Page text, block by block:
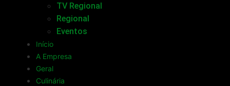
TV Regional
Regional
Eventos
Início
A Empresa
Geral
Culinária